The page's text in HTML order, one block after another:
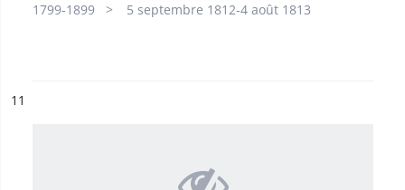
1799-1899​
5 septembre 1812-4 août 1813
n°
11